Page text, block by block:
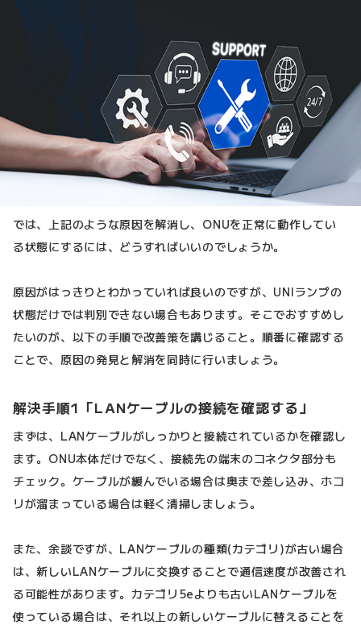
では、上記のような原因を解消し、ONUを正常に動作してい
る状態にするには、どうすればいいのでしょうか。
原因がはっきりとわかっていれば良いのですが、UNIランプの
状態だけでは判別できない場合もあります。そこでおすすめし
たいのが、以下の手順で改善策を講じること。順番に確認する
ことで、原因の発見と解消を同時に行いましょう。
解決手順1「LANケーブルの接続を確認する」
まずは、LANケーブルがしっかりと接続されているかを確認し
ます。ONU本体だけでなく、接続先の端末のコネクタ部分も
チェック。ケーブルが緩んでいる場合は奥まで差し込み、ホコ
リが溜まっている場合は軽く清掃しましょう。
また、余談ですが、LANケーブルの種類(カテゴリ)が古い場合
は、新しいLANケーブルに交換することで通信速度が改善され
る可能性があります。カテゴリ5eよりも古いLANケーブルを
使っている場合は、それ以上の新しいケーブルに替えることを